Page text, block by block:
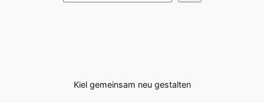
Kiel gemeinsam neu gestalten